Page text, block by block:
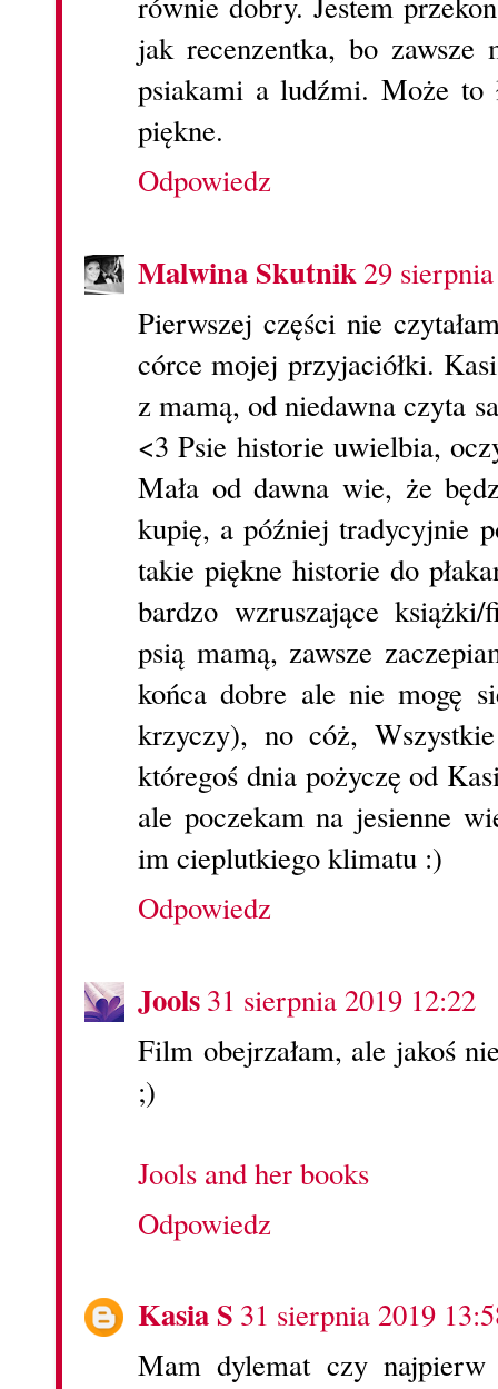
jak recenzentka, bo zawsze
psiakami a ludźmi. Może to
piękne.
Odpowiedz
Malwina Skutnik29
Pierwszej części nie
córce mojej przyjaciółki.
z mamą, od niedawna czyta
<3 Psie historie uwielbia,
Mała od dawna wie, że
kupię, a później tradycyjnie
takie piękne historie do
bardzo wzruszające
psią mamą, zawsze
końca dobre ale nie mogę
krzyczy), no cóż,
któregoś dnia pożyczę od
ale poczekam na jesienne
im cieplutkiego klimatu :)
Odpowiedz
Jools31 sierpnia 2019 12:22
Film obejrzałam, ale jakoś
;)
Jools and her books
Odpowiedz
Kasia S 31 sierpnia 2019
Mam dylemat czy najpierw